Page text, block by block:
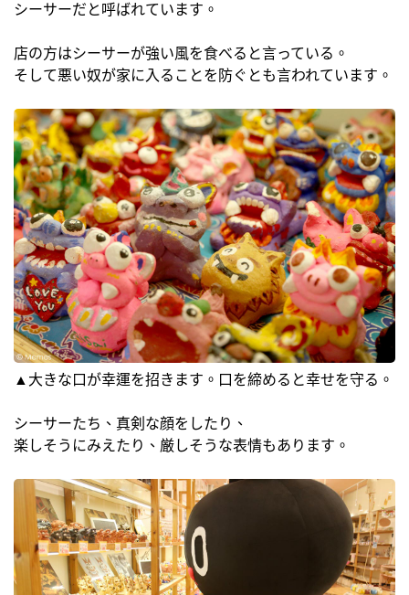
シーサーだと呼ばれています。
店の方はシーサーが強い風を食べると言っている。
そして悪い奴が家に入ることを防ぐとも言われています。
▲大きな口が幸運を招きます。口を締めると幸せを守る。
シーサーたち、真剣な顔をしたり、
楽しそうにみえたり、厳しそうな表情もあります。